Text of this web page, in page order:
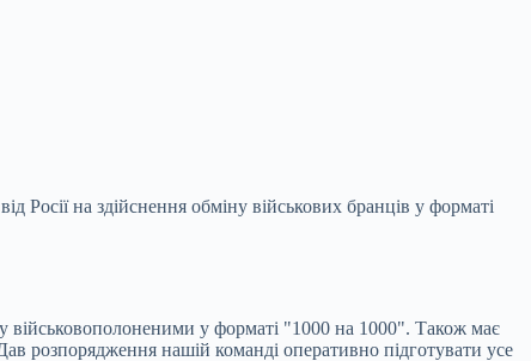
на здійснення обміну військових бранців у форматі
військовополоненими у форматі "1000 на 1000". Також має
розпорядження нашій команді оперативно підготувати усе